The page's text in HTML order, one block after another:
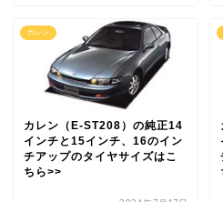
カレン
カレン（E-ST208）の純正14
インチと15インチ、16のイン
チアップのタイヤサイズはこ
ちら>>